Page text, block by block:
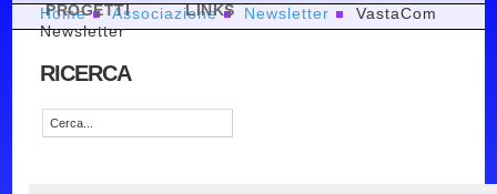
PROGETTI
LINKS
Home Associazione Newsletter
VastaCom
Newsletter
RICERCA